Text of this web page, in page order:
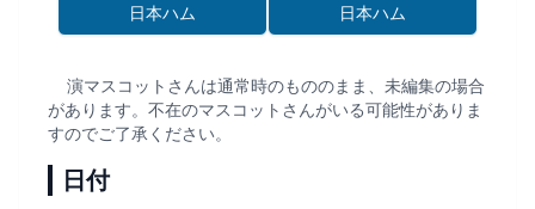
日本ハム 日本ハム
演マスコットさんは通常時のもののまま、未編集の場合
があります。不在のマスコットさんがいる可能性がありま
すのでご了承ください。
日付